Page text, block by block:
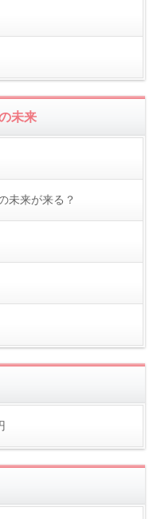
未来
未来が来る？